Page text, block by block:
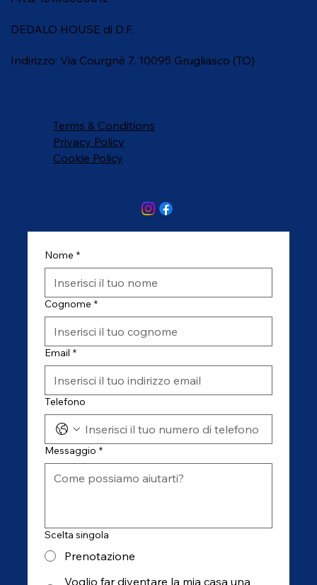
DEDALO HOUSE di D.F.
Indirizzo: Via Courgnè 7, 10095 Grugliasco (TO)
Nome *
Cognome *
Email *
Telefono
Messaggio *
Scelta singola
Prenotazione
Voglio far diventare la mia casa una
Terms & Conditions
Privacy Policy
Cookie Policy